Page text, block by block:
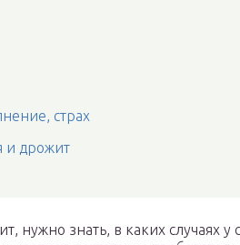
страх
и дрожит
нужно знать, в каких случаях